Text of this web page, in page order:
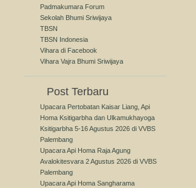
Padmakumara Forum
Sekolah Bhumi Sriwijaya
TBSN
TBSN Indonesia
Vihara di Facebook
Vihara Vajra Bhumi Sriwijaya
Post Terbaru
Upacara Pertobatan Kaisar Liang, Api
Homa Ksitigarbha dan Ulkamukhayoga
Ksitigarbha 5-16 Agustus 2026 di VVBS
Palembang
Upacara Api Homa Raja Agung
Avalokitesvara 2 Agustus 2026 di VVBS
Palembang
Upacara Api Homa Sangharama